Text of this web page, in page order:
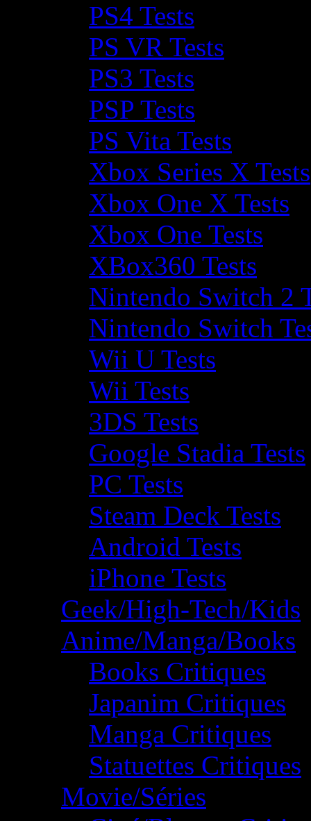
PS4 Tests
PS VR Tests
PS3 Tests
PSP Tests
PS Vita Tests
Xbox Series X Tests
Xbox One X Tests
Xbox One Tests
XBox360 Tests
Nintendo Switch 2
Nintendo Switch
Wii U Tests
Wii Tests
3DS Tests
Google Stadia Tests
PC Tests
Steam Deck Tests
Android Tests
iPhone Tests
Geek/High-Tech/Kids
Anime/Manga/Books
Books Critiques
Japanim Critiques
Manga Critiques
Statuettes Critiques
Movie/Séries